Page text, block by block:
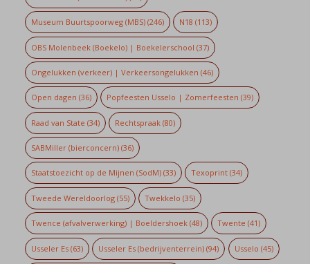
Museum Buurtspoorweg (MBS)(246) N18 (113)
OBS Molenbeek (Boekelo) | Boekelerschool (37)
Ongelukken (verkeer) | Verkeersongelukken (46)
Open dagen (36) Popfeesten Usselo | Zomerfeesten (39)
Raad van State (34) Rechtspraak (80)
SABMiller (bierconcern)(36)
Staatstoezicht op de Mijnen (SodM)(33) Texoprint (34)
Tweede Wereldoorlog(55) Twekkelo (35)
Twence (afvalverwerking) | Boeldershoek(48) Twente (41)
Usseler Es(63) Usseler Es (bedrijventerrein) (94) Usselo (45)